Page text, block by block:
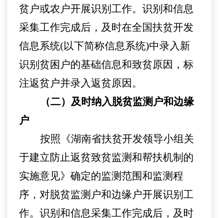
贫户或农户开展识别工作。 识别和信息
采集工作完成后，及时在全国扶贫开发
信息系统(以下简称信息系统)中录入新
识别贫困户的基础信息和致贫原因，标
注返贫户并录入返贫原因 。
（二） 及时纳入脱贫监测户和边缘
户
按照《湖南省扶贫开发领导小组关
于建立防止返贫致贫监测和帮扶机制的
实施意见》确定的监测范围和监测程
序，对脱贫监测户和边缘户开展识别工
作。 识别和信息采集工作完成后，及时